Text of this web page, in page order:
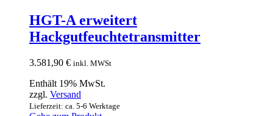
HGT-A erweitert
Hackgutfeuchtetransmitter
3.581,90 € inkl. MWSt
Enthält 19% MwSt.
zzgl. Versand
Lieferzeit: ca. 5-6 Werktage